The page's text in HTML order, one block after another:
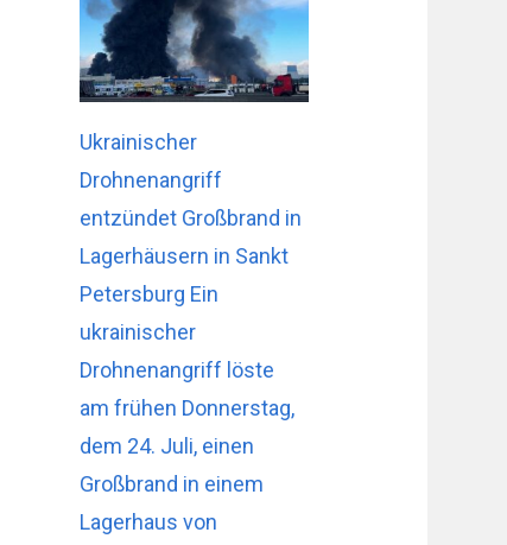
Ukrainischer
Drohnenangriff
entzündet Großbrand in
Lagerhäusern in Sankt
Petersburg Ein
ukrainischer
Drohnenangriff löste
am frühen Donnerstag,
dem 24. Juli, einen
Großbrand in einem
Lagerhaus von